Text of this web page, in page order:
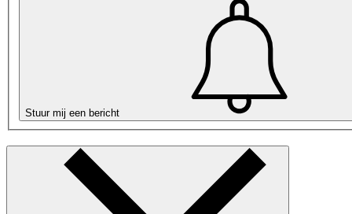
Stuur mij een bericht